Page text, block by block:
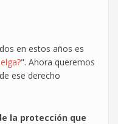
en estos años es
". Ahora queremos
ese derecho
la protección que